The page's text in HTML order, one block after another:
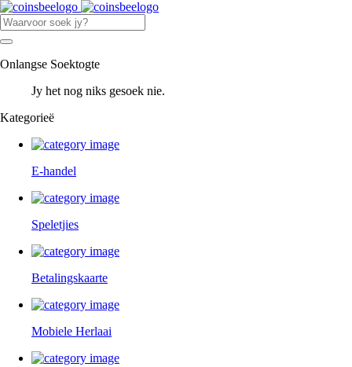
Onlangse Soektogte
Jy het nog niks gesoek nie.
Kategorieë
E-handel
Speletjies
Betalingskaarte
Mobiele Herlaai